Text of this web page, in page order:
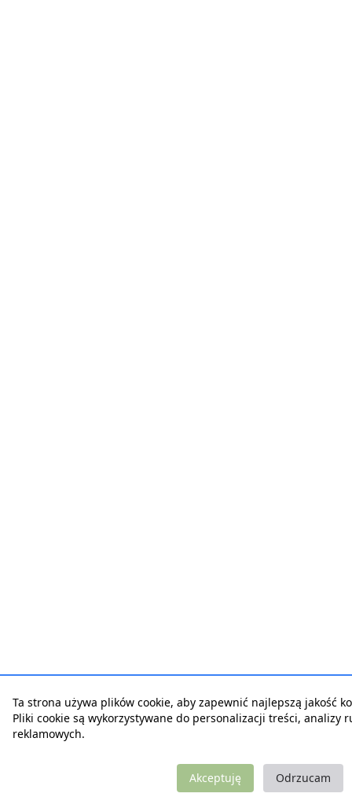
Ta strona używa plików cookie, aby zapewnić najlepszą jakość
Pliki cookie są wykorzystywane do personalizacji treści, analizy
reklamowych.
Akceptuję Odrzucam